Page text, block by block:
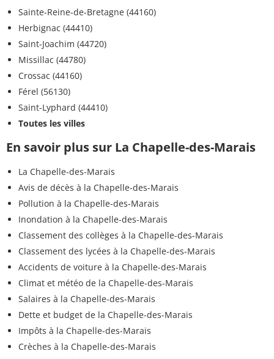
Sainte-Reine-de-Bretagne (44160)
Herbignac (44410)
Saint-Joachim (44720)
Missillac (44780)
Crossac (44160)
Férel (56130)
Saint-Lyphard (44410)
Toutes les villes
En savoir plus sur La Chapelle-des-Marais
La Chapelle-des-Marais
Avis de décès à la Chapelle-des-Marais
Pollution à la Chapelle-des-Marais
Inondation à la Chapelle-des-Marais
Classement des collèges à la Chapelle-des-Marais
Classement des lycées à la Chapelle-des-Marais
Accidents de voiture à la Chapelle-des-Marais
Climat et météo de la Chapelle-des-Marais
Salaires à la Chapelle-des-Marais
Dette et budget de la Chapelle-des-Marais
Impôts à la Chapelle-des-Marais
Crèches à la Chapelle-des-Marais